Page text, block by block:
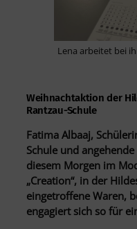
Lena arbeitet bei
Weihnachtaktion der
Rantzau-Schule
Fatima Albaaj,
Schule und
diesem Morgen im
„Creation“, in der
eingetroffene Waren,
engagiert sich so für